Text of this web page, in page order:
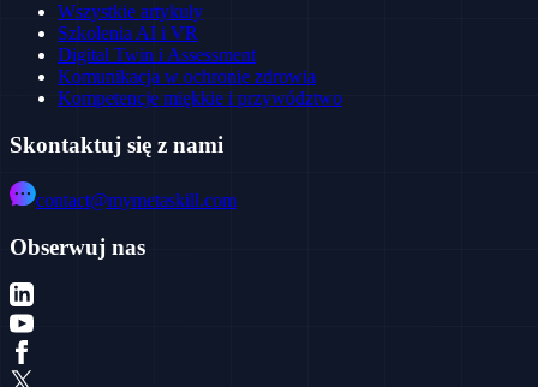
Wszystkie artykuły
Szkolenia AI i VR
Digital Twin i Assessment
Komunikacja w ochronie zdrowia
Kompetencje miękkie i przywództwo
Skontaktuj się z nami
contact@mymetaskill.com
Obserwuj nas